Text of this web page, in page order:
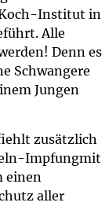
Institut in
Alle
Denn es
Schwangere
Jungen
zusätzlich
Impfungmit
einen
aller